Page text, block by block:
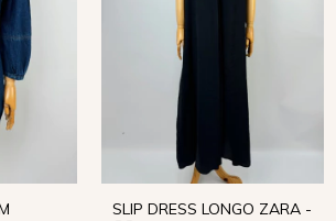
SLIP DRESS LONGO ZARA -